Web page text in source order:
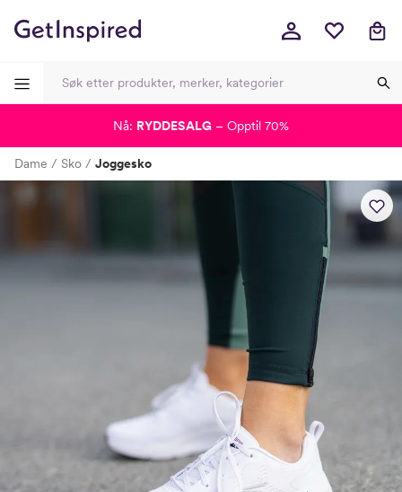
Lagt i kurven, utmerket valg! Til kassen
Dame Sko Joggesko
Nå: RYDDESALG – Opptil 70%
-
-
-
-